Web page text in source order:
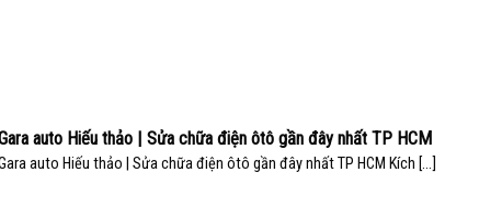
auto Hiếu thảo | Sửa chữa điện ôtô gần đây nhất TP HCM
auto Hiếu thảo | Sửa chữa điện ôtô gần đây nhất TP HCM Kích [...]